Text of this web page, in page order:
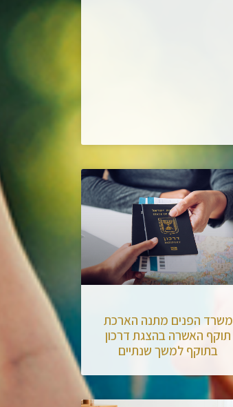
משרד הפנים מתנה הארכת
תוקף האשרה בהצגת דרכון
בתוקף למשך שנתיים